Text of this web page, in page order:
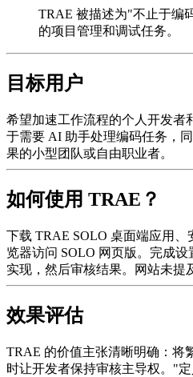
TRAE 被描述为"不止于编
的项目管理和调试任务。
目标用户
希望加速工作流程的个人开发者
于需要 AI 助手处理编码任务，
果的小型团队或自由职业者。
如何使用 TRAE？
下载 TRAE SOLO 桌面端应用、
览器访问 SOLO 网页版。完成
实现，然后审核结果。网站未提
效果评估
TRAE 的价值主张清晰明确：将
时让开发者保持审核主导权。"